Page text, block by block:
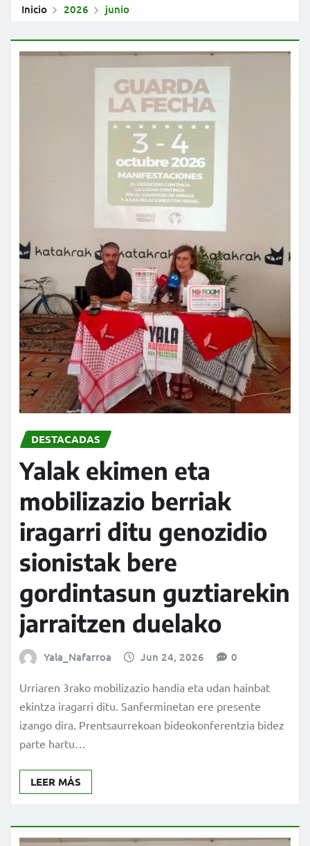
Inicio 2026 junio
DESTACADAS
Yalak ekimen eta
mobilizazio berriak
iragarri ditu genozidio
sionistak bere
gordintasun guztiarekin
jarraitzen duelako
Yala_Nafarroa Jun 24, 2026 0
Urriaren 3rako mobilizazio handia eta udan hainbat
ekintza iragarri ditu. Sanferminetan ere presente
izango dira. Prentsaurrekoan bideokonferentzia bidez
parte hartu…
LEER MÁS